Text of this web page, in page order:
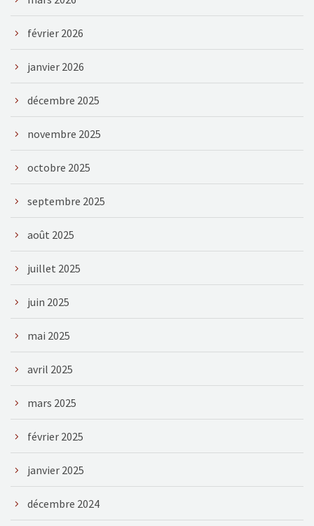
février 2026
janvier 2026
décembre 2025
novembre 2025
octobre 2025
septembre 2025
août 2025
juillet 2025
juin 2025
mai 2025
avril 2025
mars 2025
février 2025
janvier 2025
décembre 2024